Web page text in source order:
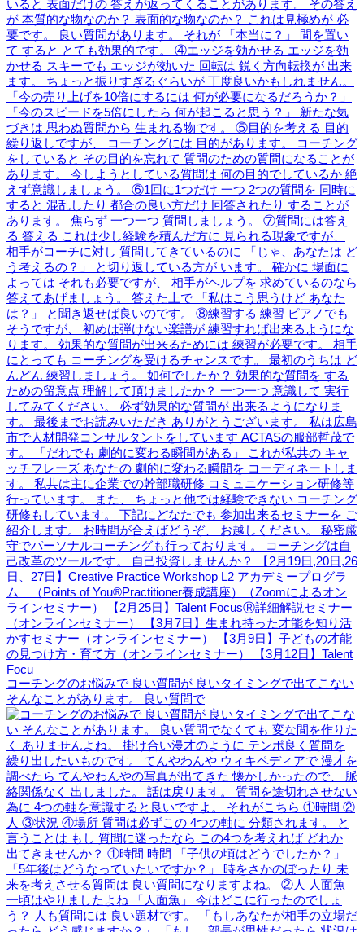
コーチングのお悩みで 良い質問が 良いタイミングで出てこない
そんなことがあります。 良い質問で